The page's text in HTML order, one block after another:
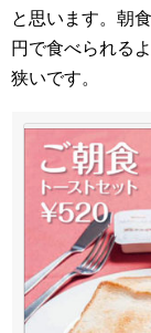
と思います。朝
円で食べられる
狭いです。